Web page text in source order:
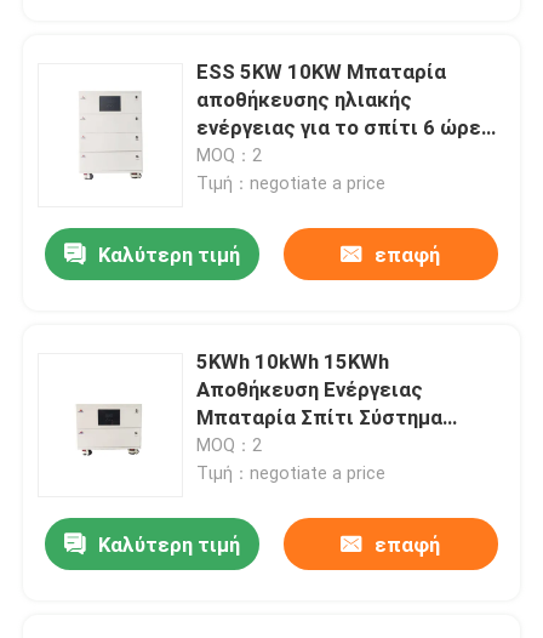
υποβολή
ESS 5KW 10KW Μπαταρία
αποθήκευσης ηλιακής
ενέργειας για το σπίτι 6 ώρες
αποφόρτιση
MOQ：2
Τιμή：negotiate a price
Καλύτερη τιμή επαφή
5KWh 10kWh 15KWh
Αποθήκευση Ενέργειας
Μπαταρία Σπίτι Σύστημα
Αποθήκευσης Ενέργειας 5000
Κύκλοι Κύκλος Ζωής
MOQ：2
Τιμή：negotiate a price
Καλύτερη τιμή επαφή